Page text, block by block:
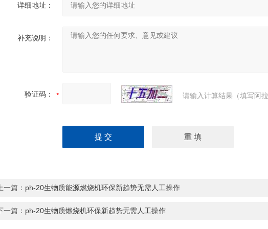
详细地址：
补充说明：
验证码： 请输入计算结果（填写阿
上一篇： ph-20生物质能源燃烧机环保新趋势无需人工操作
一篇： ph-20生物质燃烧机环保新趋势无需人工操作